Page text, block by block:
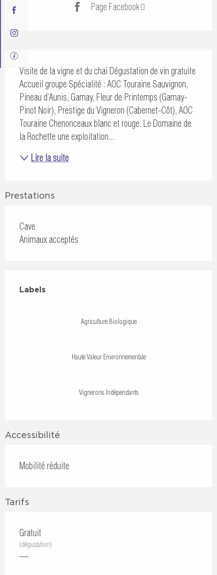
Page Facebook
Description
Visite de la vigne et du chai Dégustation de vin gratuite
Accueil groupe Spécialité : AOC Touraine Sauvignon,
Pineau d’Aunis, Gamay, Fleur de Printemps (Gamay-
Pinot Noir), Prestige du Vigneron (Cabernet-Côt), AOC
Touraine Chenonceaux blanc et rouge. Le Domaine de
la Rochette une exploitation...
Lire la suite
Prestations
Cave
Animaux acceptés
Labels
Labels
Agriculture Biologique
Haute Valeur Environnementale
Vignerons Indépendants
Accessibilité
Mobilité réduite
Tarifs
Gratuit
(dégustation)
—